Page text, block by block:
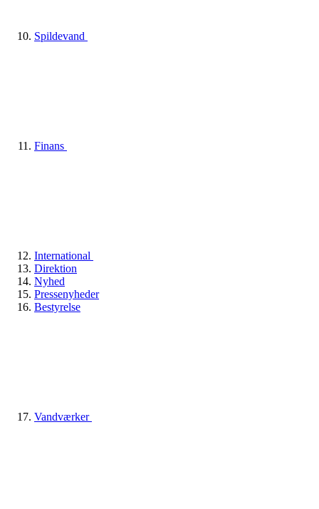
Spildevand
Finans
International
Direktion
Nyhed
Pressenyheder
Bestyrelse
Vandværker